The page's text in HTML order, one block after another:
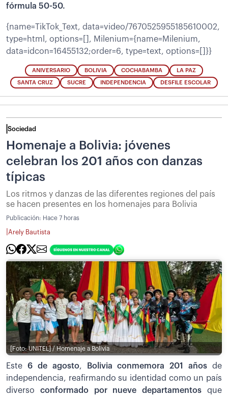
fórmula 50-50.
{name=TikTok_Text, data=video/7670525955185610002,
type=html, options=[], Milenium={name=Milenium,
data=idcon=16455132;order=6, type=text, options=[]}}
ANIVERSARIO BOLIVIA COCHABAMBA LA PAZ
SANTA CRUZ SUCRE INDEPENDENCIA DESFILE ESCOLAR
Sociedad
Homenaje a Bolivia: jóvenes
celebran los 201 años con danzas
típicas
Los ritmos y danzas de las diferentes regiones del país
se hacen presentes en los homenajes para Bolivia
Publicación: Hace 7 horas
Arely Bautista
[Foto: UNITEL] / Homenaje a Bolivia
Este 6 de agosto, Bolivia conmemora 201 años de
independencia, reafirmando su identidad como un país
diverso conformado por nueve departamentos que